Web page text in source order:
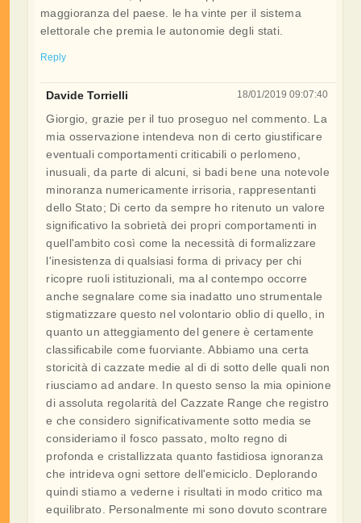
maggioranza del paese. le ha vinte per il sistema
elettorale che premia le autonomie degli stati.
Reply
18/01/2019 09:07:40
Davide Torrielli
Giorgio, grazie per il tuo proseguo nel commento. La
mia osservazione intendeva non di certo giustificare
eventuali comportamenti criticabili o perlomeno,
inusuali, da parte di alcuni, si badi bene una notevole
minoranza numericamente irrisoria, rappresentanti
dello Stato; Di certo da sempre ho ritenuto un valore
significativo la sobrietà dei propri comportamenti in
quell'ambito così come la necessità di formalizzare
l'inesistenza di qualsiasi forma di privacy per chi
ricopre ruoli istituzionali, ma al contempo occorre
anche segnalare come sia inadatto uno strumentale
stigmatizzare questo nel volontario oblio di quello, in
quanto un atteggiamento del genere è certamente
classificabile come fuorviante. Abbiamo una certa
storicità di cazzate medie al di di sotto delle quali non
riusciamo ad andare. In questo senso la mia opinione
di assoluta regolarità del Cazzate Range che registro
e che considero significativamente sotto media se
consideriamo il fosco passato, molto regno di
profonda e cristallizzata quanto fastidiosa ignoranza
che intrideva ogni settore dell'emiciclo. Deplorando
quindi stiamo a vederne i risultati in modo critico ma
equilibrato. Personalmente mi sono dovuto scontrare